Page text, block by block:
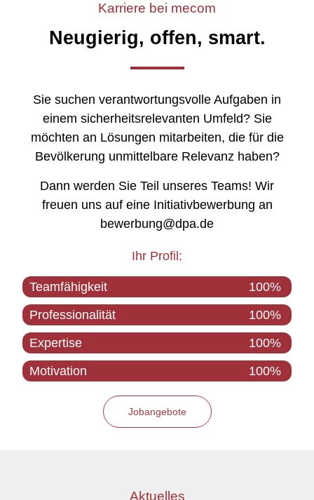
Karriere bei mecom
Neugierig, offen, smart.
Sie suchen verantwortungsvolle Aufgaben in
einem sicherheitsrelevanten Umfeld? Sie
möchten an Lösungen mitarbeiten, die für die
Bevölkerung unmittelbare Relevanz haben?
Dann werden Sie Teil unseres Teams! Wir
freuen uns auf eine Initiativbewerbung an
bewerbung@dpa.de
Ihr Profil:
Teamfähigkeit
100%
Professionalität
100%
Expertise
100%
Motivation
100%
Jobangebote
Aktuelles